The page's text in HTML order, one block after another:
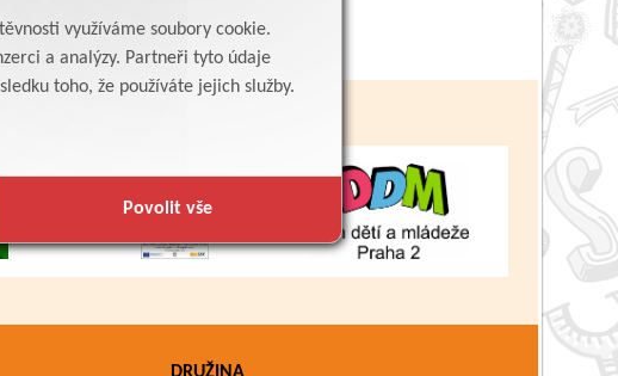
využíváme soubory cookie.
a analýzy. Partneři tyto údaje
toho, že používáte jejich služby.
Povolit vše